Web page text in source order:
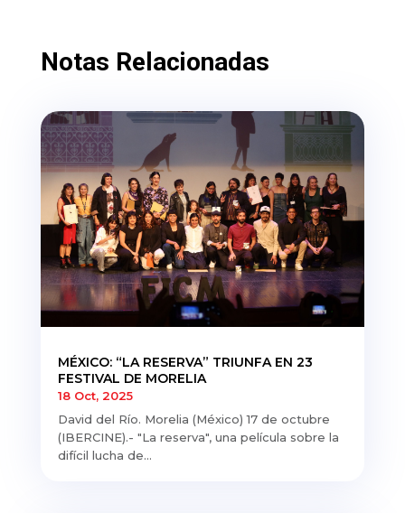
Notas Relacionadas
MÉXICO: “LA RESERVA” TRIUNFA EN 23
FESTIVAL DE MORELIA
18 Oct, 2025
David del Río. Morelia (México) 17 de octubre
(IBERCINE).- "La reserva", una película sobre la
difícil lucha de...